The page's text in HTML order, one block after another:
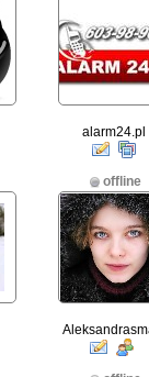
alarm24.pl
offline